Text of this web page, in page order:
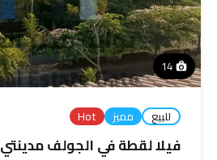
14
للبيع مميز Hot
فيلا لقطة في الجولف مدينتي